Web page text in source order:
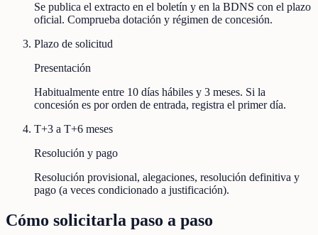
Se publica el extracto en el boletín y en la BDNS con el plazo
oficial. Comprueba dotación y régimen de concesión.
Plazo de solicitud
Presentación
Habitualmente entre 10 días hábiles y 3 meses. Si la
concesión es por orden de entrada, registra el primer día.
T+3 a T+6 meses
Resolución y pago
Resolución provisional, alegaciones, resolución definitiva y
pago (a veces condicionado a justificación).
Cómo solicitarla paso a paso